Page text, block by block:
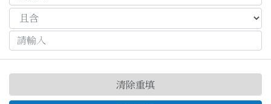
清除重填